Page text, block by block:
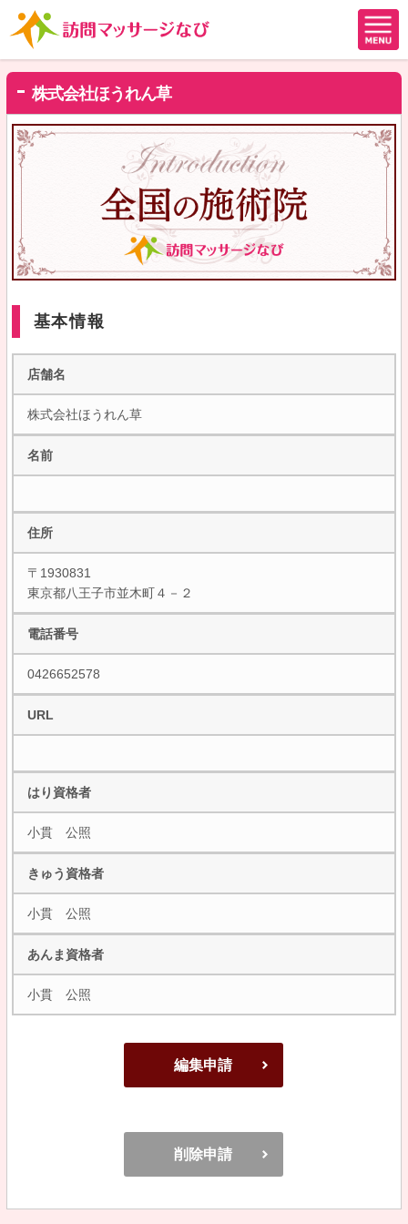
株式会社ほうれん草
基本情報
店舗名
株式会社ほうれん草
名前
住所
〒1930831
東京都八王子市並木町４－２
電話番号
0426652578
URL
はり資格者
小貫 公照
きゅう資格者
小貫 公照
あんま資格者
小貫 公照
編集申請
削除申請